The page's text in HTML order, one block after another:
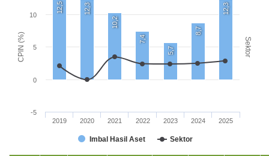
CPIN (%) Sektor
12,5
12,3
10,2
7,4
5,7
8,7
12,3
Imbal Hasil Aset Sektor
2019 2020 2021 2022 2023 2024 2025
-5
0
5
10